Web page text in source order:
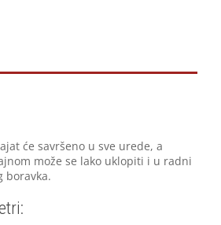
će savršeno u sve urede, a
može se lako uklopiti i u radni
boravka.